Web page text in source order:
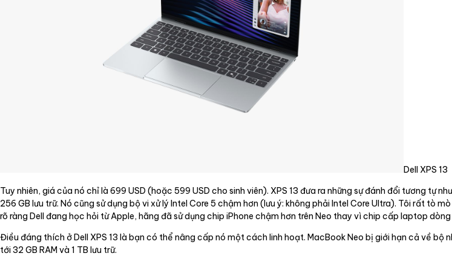
Dell XPS 13
Tuy nhiên, giá của nó chỉ là 699 USD (hoặc 599 USD cho sinh viên). XPS 13 đưa ra những sự đánh đổi tương tự
256 GB lưu trữ. Nó cũng sử dụng bộ vi xử lý Intel Core 5 chậm hơn (lưu ý: không phải Intel Core Ultra). Tôi rất tò
rõ ràng Dell đang học hỏi từ Apple, hãng đã sử dụng chip iPhone chậm hơn trên Neo thay vì chip cấp laptop dòng
Điều đáng thích ở Dell XPS 13 là bạn có thể nâng cấp nó một cách linh hoạt. MacBook Neo bị giới hạn cả về bộ
tới 32 GB RAM và 1 TB lưu trữ.